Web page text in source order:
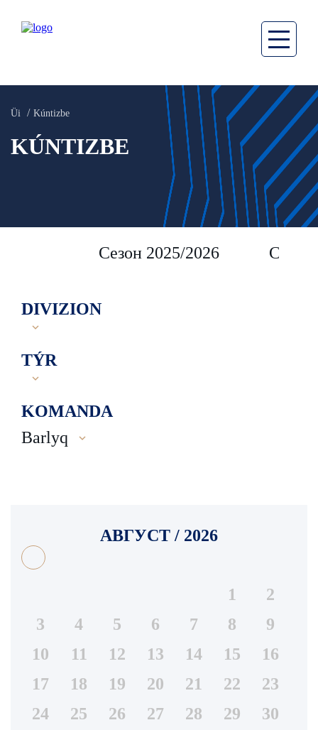
Üi Kúntizbe
KÚNTIZBE
Сезон 2025/2026 Сезон
DIVIZION
TÝR
KOMANDA
Barlyq
АВГУСТ / 2026
1
2
3
4 5 6 7 8
9
10
11 12 13 14 15
16
17
18 19 20 21 22
23
24
25 26 27 28 29
30